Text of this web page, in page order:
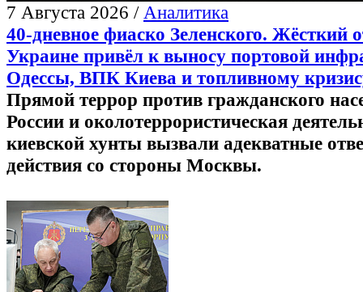
7 Августа 2026 / Аналитика
40-дневное фиаско Зеленского. Жёсткий
Украине привёл к выносу портовой
Одессы, ВПК Киева и топливному
Прямой террор против гражданского
России и околотеррористическая
киевской хунты вызвали адекватные
действия со стороны Москвы.